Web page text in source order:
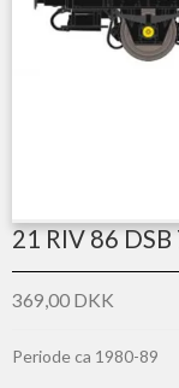
21 RIV 86
369,00 DKK
Periode ca 1980-89